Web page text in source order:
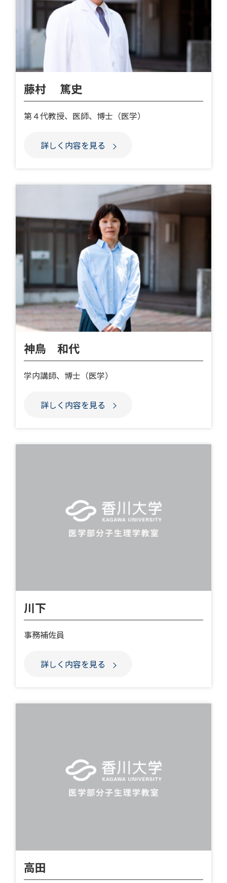
藤村 篤史
第４代教授、医師、博士（医学）
詳しく内容を見る
神鳥 和代
学内講師、博士（医学）
詳しく内容を見る
川下
事務補佐員
詳しく内容を見る
高田